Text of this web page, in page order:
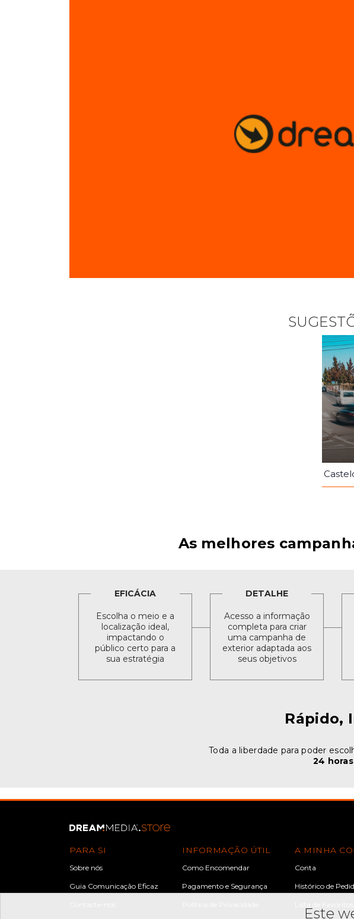
As melhores
EFICÁCIA
Escolha o meio e a
localização ideal,
impactando o
público certo para a
sua estratégia
DETALHE
Acesso a informação
completa para criar
uma campanha de
exterior adaptada aos
seus objetivos
Rápido,
Toda a liberdade para poder
24
PARA SI
Sobre nós
Guia Comunicação Eficaz
INFORMAÇÃO ÚTIL
Como Encomendar
Pagamento e Segurança
A MINHA
Conta
Histórico de
Este